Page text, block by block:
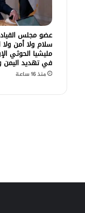
عضو مجلس
سلام ولا أمن
مليشيا الحوثي
في تهديد اليمن
منذ 16 ساعة